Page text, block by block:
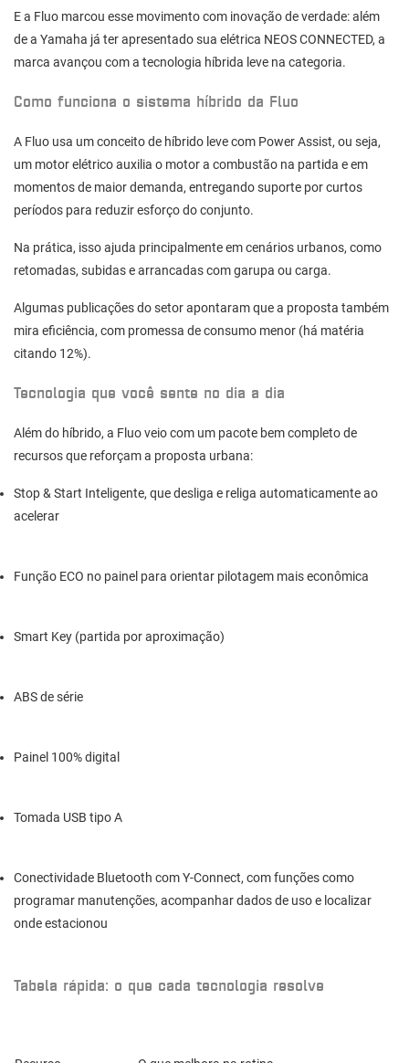
E a Fluo marcou esse movimento com inovação de verdade: além
de a Yamaha já ter apresentado sua elétrica NEOS CONNECTED, a
marca avançou com a tecnologia híbrida leve na categoria.
Como funciona o sistema híbrido da Fluo
A Fluo usa um conceito de híbrido leve com Power Assist, ou seja,
um motor elétrico auxilia o motor a combustão na partida e em
momentos de maior demanda, entregando suporte por curtos
períodos para reduzir esforço do conjunto.
Na prática, isso ajuda principalmente em cenários urbanos, como
retomadas, subidas e arrancadas com garupa ou carga.
Algumas publicações do setor apontaram que a proposta também
mira eficiência, com promessa de consumo menor (há matéria
citando 12%).
Tecnologia que você sente no dia a dia
Além do híbrido, a Fluoveio com um pacote bem completo de
recursos que reforçam a proposta urbana:
Stop & Start Inteligente, que desliga e religa automaticamente ao
acelerar
Função ECO no painel para orientar pilotagem mais econômica
Smart Key (partida por aproximação)
ABS de série
Painel 100% digital
Tomada USB tipo A
Conectividade Bluetooth com Y-Connect, com funções como
programar manutenções, acompanhar dados de uso e localizar
onde estacionou
Tabela rápida: o que cada tecnologia resolve